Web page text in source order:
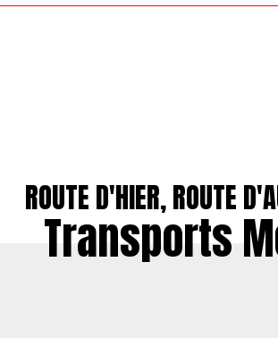
ROUTE D'HIER, ROUTE
Transports